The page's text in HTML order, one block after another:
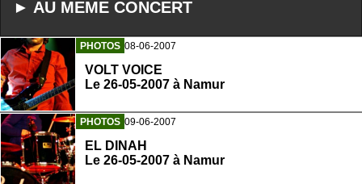
► AU MEME CONCERT
PHOTOS 08-06-2007
VOLT VOICE
Le 26-05-2007 à Namur
PHOTOS 09-06-2007
EL DINAH
Le 26-05-2007 à Namur